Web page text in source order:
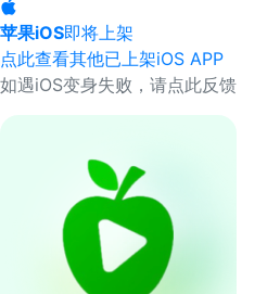
苹果iOS即将上架
点此查看其他已上架iOS APP
如遇iOS变身失败，请点此反馈